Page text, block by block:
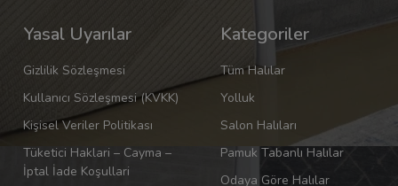
Yasal Uyarılar
Gizlilik Sözleşmesi
Kullanıcı Sözleşmesi (KVKK)
Kişisel Veriler Politikası
Tüketici Haklari – Cayma –
İptal İade Koşullari
Kategoriler
Tüm Halılar
Yolluk
Salon Halıları
Pamuk Tabanlı Halılar
Odaya Göre Halılar